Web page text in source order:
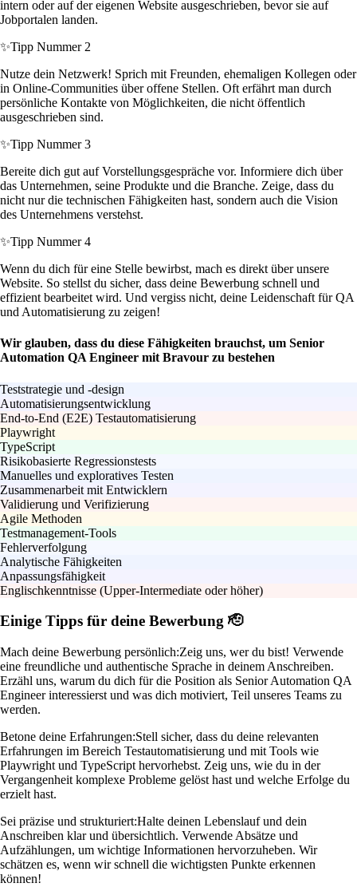
intern oder auf der eigenen Website ausgeschrieben, bevor sie auf
Jobportalen landen.
✨Tipp Nummer 2
Nutze dein Netzwerk! Sprich mit Freunden, ehemaligen Kollegen oder
in Online-Communities über offene Stellen. Oft erfährt man durch
persönliche Kontakte von Möglichkeiten, die nicht öffentlich
ausgeschrieben sind.
✨Tipp Nummer 3
Bereite dich gut auf Vorstellungsgespräche vor. Informiere dich über
das Unternehmen, seine Produkte und die Branche. Zeige, dass du
nicht nur die technischen Fähigkeiten hast, sondern auch die Vision
des Unternehmens verstehst.
✨Tipp Nummer 4
Wenn du dich für eine Stelle bewirbst, mach es direkt über unsere
Website. So stellst du sicher, dass deine Bewerbung schnell und
effizient bearbeitet wird. Und vergiss nicht, deine Leidenschaft für QA
und Automatisierung zu zeigen!
Wir glauben, dass du diese Fähigkeiten brauchst, um Senior
Automation QA Engineer mit Bravour zu bestehen
Teststrategie und -design
Automatisierungsentwicklung
End-to-End (E2E) Testautomatisierung
Playwright
TypeScript
Risikobasierte Regressionstests
Manuelles und exploratives Testen
Zusammenarbeit mit Entwicklern
Validierung und Verifizierung
Agile Methoden
Testmanagement-Tools
Fehlerverfolgung
Analytische Fähigkeiten
Anpassungsfähigkeit
Englischkenntnisse (Upper-Intermediate oder höher)
Einige Tipps für deine Bewerbung 🫡
Mach deine Bewerbung persönlich:Zeig uns, wer du bist! Verwende
eine freundliche und authentische Sprache in deinem Anschreiben.
Erzähl uns, warum du dich für die Position als Senior Automation QA
Engineer interessierst und was dich motiviert, Teil unseres Teams zu
werden.
Betone deine Erfahrungen:Stell sicher, dass du deine relevanten
Erfahrungen im Bereich Testautomatisierung und mit Tools wie
Playwright und TypeScript hervorhebst. Zeig uns, wie du in der
Vergangenheit komplexe Probleme gelöst hast und welche Erfolge du
erzielt hast.
Sei präzise und strukturiert:Halte deinen Lebenslauf und dein
Anschreiben klar und übersichtlich. Verwende Absätze und
Aufzählungen, um wichtige Informationen hervorzuheben. Wir
schätzen es, wenn wir schnell die wichtigsten Punkte erkennen
können!